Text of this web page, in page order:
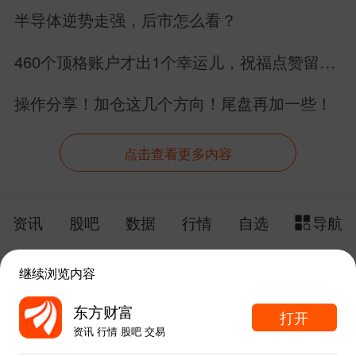
半导体逆势走强，后市怎么看？
460个顶格账户才出1个幸运儿，祝福点赞留言
操作分享！加仓这几个方向！尾盘再加一些！
点击查看更多内容
资讯 股吧 数据 行情 自选
导航
给网站提点意见 下载APP
继续浏览内容
东方财富
资讯 行情 股吧 交易
打开